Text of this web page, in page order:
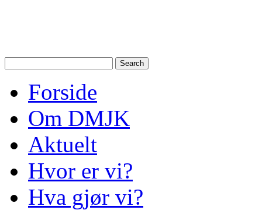
Forside
Om DMJK
Aktuelt
Hvor er vi?
Hva gjør vi?